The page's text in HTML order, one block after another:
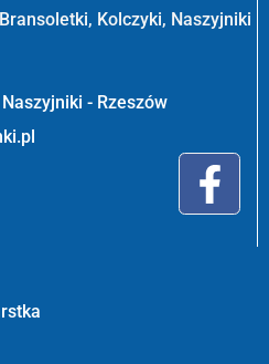
Kolczyki, Naszyjniki
- Rzeszów